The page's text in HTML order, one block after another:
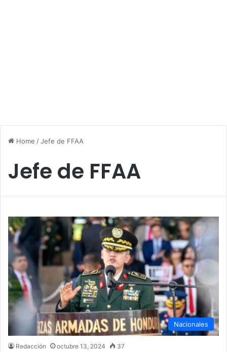
Home /Jefe de FFAA
Jefe de FFAA
Nacionales
Redacción octubre 13, 2024 37